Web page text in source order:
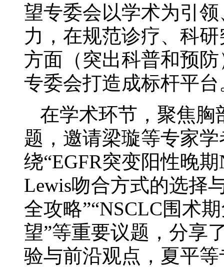
望专委会以学术为引
力，在规范诊疗、科
方面（突出科普和预
专委会打造成标杆平台
在学术环节，聚焦胸
题，邀请梁璇等专家
绕“EGFR突变阳性晚
Lewis吻合方式的选择
全攻略”“NSCLC围术
望”等重要议题，分享
验与前沿观点，夏平